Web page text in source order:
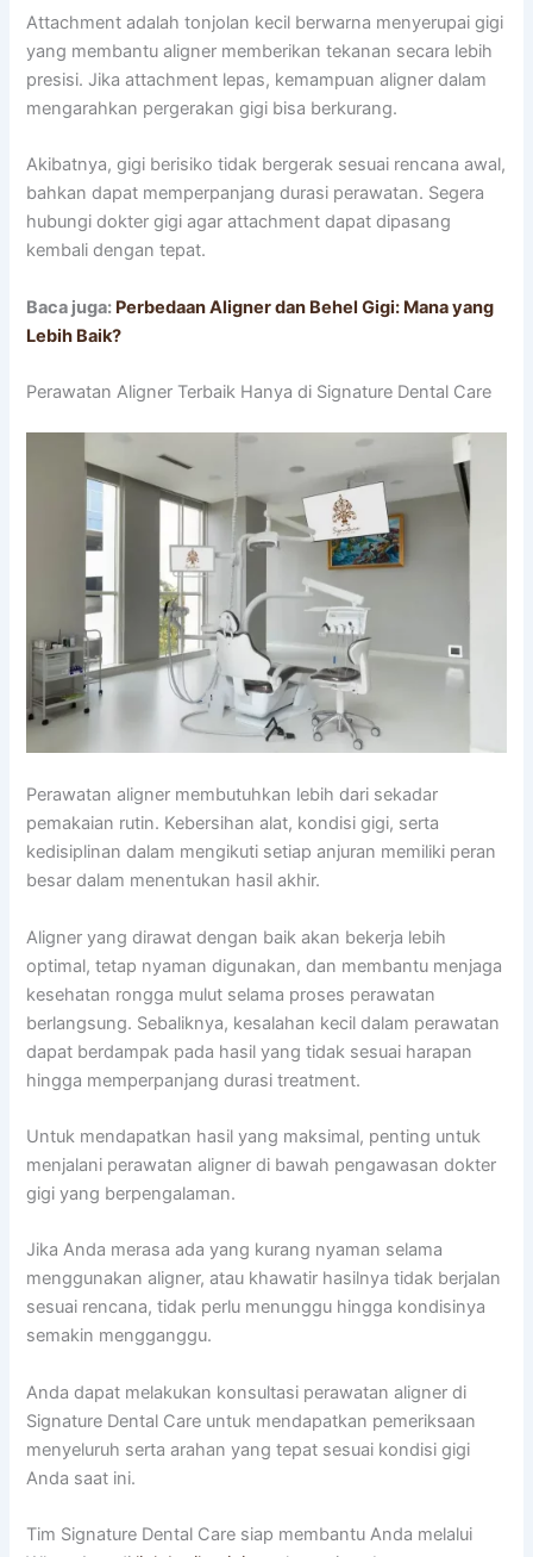
Attachment adalah tonjolan kecil berwarna menyerupai gigi
yang membantu aligner memberikan tekanan secara lebih
presisi. Jika attachment lepas, kemampuan aligner dalam
mengarahkan pergerakan gigi bisa berkurang.
Akibatnya, gigi berisiko tidak bergerak sesuai rencana awal,
bahkan dapat memperpanjang durasi perawatan. Segera
hubungi dokter gigi agar attachment dapat dipasang
kembali dengan tepat.
Baca juga: Perbedaan Aligner dan Behel Gigi: Mana yang
Lebih Baik?
Perawatan Aligner Terbaik Hanya di Signature Dental Care
Perawatan aligner membutuhkan lebih dari sekadar
pemakaian rutin. Kebersihan alat, kondisi gigi, serta
kedisiplinan dalam mengikuti setiap anjuran memiliki peran
besar dalam menentukan hasil akhir.
Aligner yang dirawat dengan baik akan bekerja lebih
optimal, tetap nyaman digunakan, dan membantu menjaga
kesehatan rongga mulut selama proses perawatan
berlangsung. Sebaliknya, kesalahan kecil dalam perawatan
dapat berdampak pada hasil yang tidak sesuai harapan
hingga memperpanjang durasi treatment.
Untuk mendapatkan hasil yang maksimal, penting untuk
menjalani perawatan aligner di bawah pengawasan dokter
gigi yang berpengalaman.
Jika Anda merasa ada yang kurang nyaman selama
menggunakan aligner, atau khawatir hasilnya tidak berjalan
sesuai rencana, tidak perlu menunggu hingga kondisinya
semakin mengganggu.
Anda dapat melakukan konsultasi perawatan aligner di
Signature Dental Care untuk mendapatkan pemeriksaan
menyeluruh serta arahan yang tepat sesuai kondisi gigi
Anda saat ini.
Tim Signature Dental Care siap membantu Anda melalui